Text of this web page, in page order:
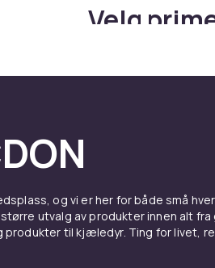
Velg
gjennom dagen.
airbrush-
og vi er her for både små
utvalg av produkter innen alt fra
produkter til kjæledyr. Ting for livet,